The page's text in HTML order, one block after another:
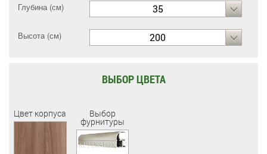
Глубина (см) 35
Высота (см) 200
ВЫБОР ЦВЕТА
Цвет корпуса Выбор
фурнитуры